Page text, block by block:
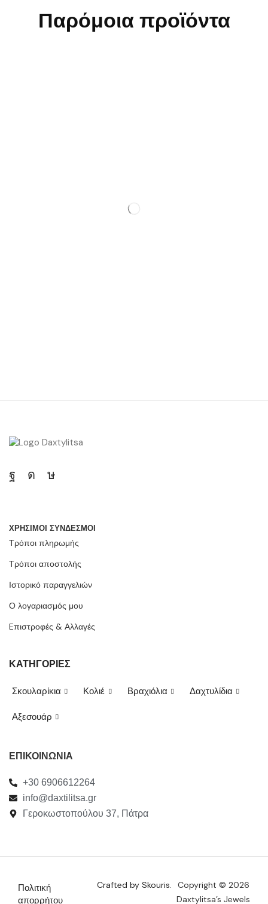
Παρόμοια προϊόντα
ΧΡΗΣΙΜΟΙ ΣΥΝΔΕΣΜΟΙ
Τρόποι πληρωμής
Τρόποι αποστολής
Ιστορικό παραγγελιών
Ο λογαριασμός μου
Eπιστροφές & Αλλαγές
ΚΑΤΗΓΟΡΙΕΣ
Σκουλαρίκια Κολιέ Βραχιόλια Δαχτυλίδια
Αξεσουάρ
ΕΠΙΚΟΙΝΩΝΙΑ
+30 6906612264
info@daxtilitsa.gr
Γεροκωστοπούλου 37, Πάτρα
Πολιτική
απορρήτου
Crafted by Skouris.
Copyright © 2026
Daxtylitsa’s Jewels